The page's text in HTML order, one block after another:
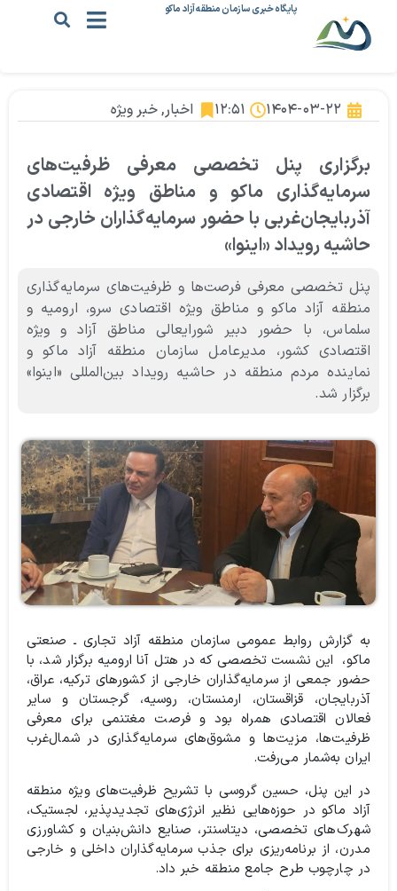
پایگاه خبری سازمان منطقه آزاد ماکو
۱۴۰۴-۰۳-۲۲ ۱۲:۵۱ اخبار,خبر ویژه
برگزاری پنل تخصصی معرفی ظرفیت‌های
سرمایه‌گذاری ماکو و مناطق ویژه اقتصادی
آذربایجان‌غربی با حضور سرمایه‌گذاران خارجی در
حاشیه رویداد «اینوا»
پنل تخصصی معرفی فرصت‌ها و ظرفیت‌های سرمایه‌گذاری
منطقه آزاد ماکو و مناطق ویژه اقتصادی سرو، ارومیه و
سلماس، با حضور دبیر شورایعالی مناطق آزاد و ویژه
اقتصادی کشور، مدیرعامل سازمان منطقه آزاد ماکو و
نماینده مردم منطقه در حاشیه رویداد بین‌المللی «اینوا»
برگزار شد.
به گزارش روابط عمومی سازمان منطقه آزاد تجاری ـ صنعتی
ماکو، این نشست تخصصی که در هتل آنا ارومیه برگزار شد، با
حضور جمعی از سرمایه‌گذاران خارجی از کشورهای ترکیه، عراق،
آذربایجان، قزاقستان، ارمنستان، روسیه، گرجستان و سایر
فعالان اقتصادی همراه بود و فرصت مغتنمی برای معرفی
ظرفیت‌ها، مزیت‌ها و مشوق‌های سرمایه‌گذاری در شمال‌غرب
ایران به‌شمار می‌رفت.
در این پنل، حسین گروسی با تشریح ظرفیت‌های ویژه منطقه
آزاد ماکو در حوزه‌هایی نظیر انرژی‌های تجدیدپذیر، لجستیک،
شهرک‌های تخصصی، دیتاسنتر، صنایع دانش‌بنیان و کشاورزی
مدرن، از برنامه‌ریزی برای جذب سرمایه‌گذاران داخلی و خارجی
در چارچوب طرح جامع منطقه خبر داد.